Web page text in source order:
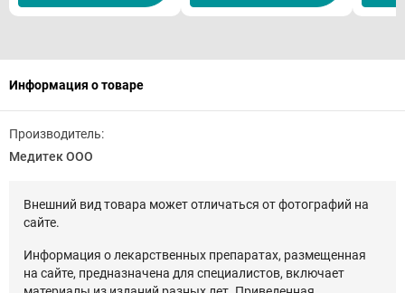
Информация о товаре
Производитель:
Медитек ООО
Внешний вид товара может отличаться от фотографий на
сайте.
Информация о лекарственных препаратах, размещенная
на сайте, предназначена для специалистов, включает